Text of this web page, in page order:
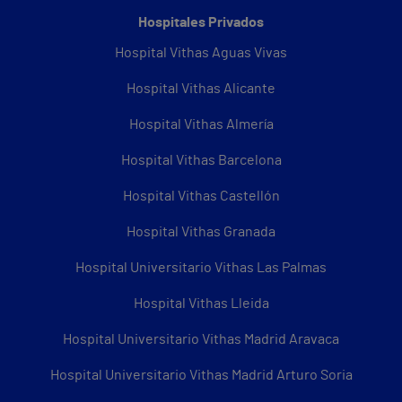
Hospitales Privados
Hospital Vithas Aguas Vivas
Hospital Vithas Alicante
Hospital Vithas Almería
Hospital Vithas Barcelona
Hospital Vithas Castellón
Hospital Vithas Granada
Hospital Universitario Vithas Las Palmas
Hospital Vithas Lleida
Hospital Universitario Vithas Madrid Aravaca
Hospital Universitario Vithas Madrid Arturo Soria